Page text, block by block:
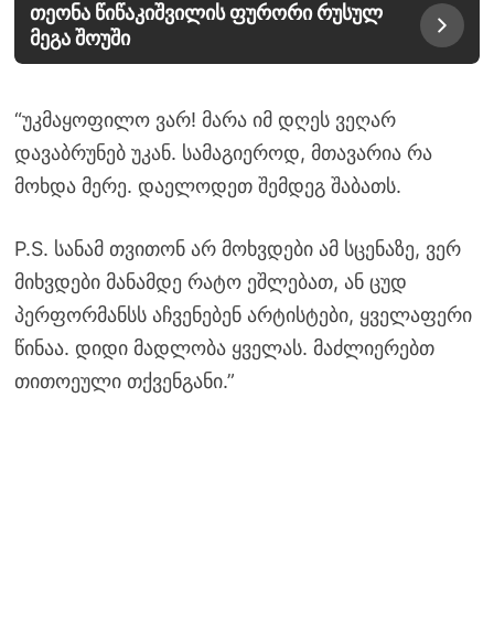
თეონა წიწაკიშვილის ფურორი რუსულ
მეგა შოუში
“უკმაყოფილო ვარ! მარა იმ დღეს ვეღარ
დავაბრუნებ უკან. სამაგიეროდ, მთავარია რა
მოხდა მერე. დაელოდეთ შემდეგ შაბათს.
P.S. სანამ თვითონ არ მოხვდები ამ სცენაზე, ვერ
მიხვდები მანამდე რატო ეშლებათ, ან ცუდ
პერფორმანსს აჩვენებენ არტისტები, ყველაფერი
წინაა. დიდი მადლობა ყველას. მაძლიერებთ
თითოეული თქვენგანი.”